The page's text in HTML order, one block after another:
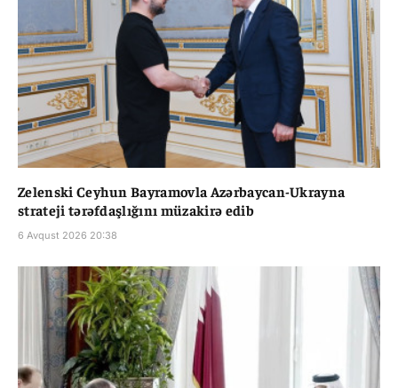
Zelenski Ceyhun Bayramovla Azərbaycan-Ukrayna
strateji tərəfdaşlığını müzakirə edib
6 Avqust 2026 20:38